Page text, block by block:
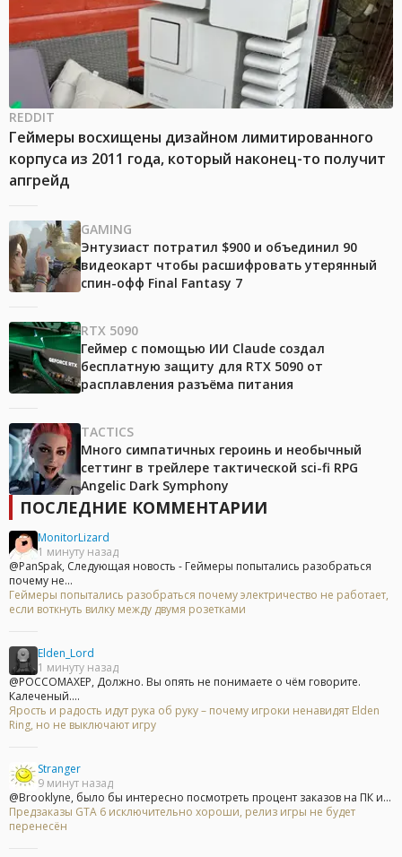
REDDIT
Геймеры восхищены дизайном лимитированного
корпуса из 2011 года, который наконец-то получит
апгрейд
GAMING
Энтузиаст потратил $900 и объединил 90
видеокарт чтобы расшифровать утерянный
спин-офф Final Fantasy 7
RTX 5090
Геймер с помощью ИИ Claude создал
бесплатную защиту для RTX 5090 от
расплавления разъёма питания
TACTICS
Много симпатичных героинь и необычный
сеттинг в трейлере тактической sci-fi RPG
Angelic Dark Symphony
ПОСЛЕДНИЕ КОММЕНТАРИИ
MonitorLizard
1 минуту назад
@PanSpak, Следующая новость - Геймеры попытались разобраться
почему не...
Геймеры попытались разобраться почему электричество не работает,
если воткнуть вилку между двумя розетками
Elden_Lord
1 минуту назад
@POCCOMAXEP, Должно. Вы опять не понимаете о чём говорите.
Калеченый....
Ярость и радость идут рука об руку – почему игроки ненавидят Elden
Ring, но не выключают игру
Stranger
9 минут назад
@Brooklyne, было бы интересно посмотреть процент заказов на ПК и...
Предзаказы GTA 6 исключительно хороши, релиз игры не будет
перенесён